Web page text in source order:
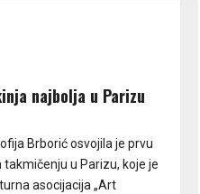
najbolja u Parizu
Brborić osvojila je prvu
u Parizu, koje je
asocijacija „Art